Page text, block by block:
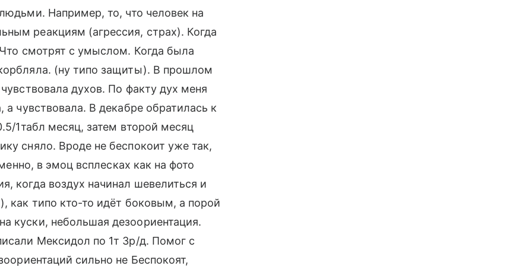
Например, то, что человек на
реакциям (агрессия, страх). Когда
смотрят с умыслом. Когда была
(ну типо защиты). В прошлом
духов. По факту дух меня
чувствовала. В декабре обратилась к
1табл месяц, затем второй месяц
сняло. Вроде не беспокоит уже так,
в эмоц всплесках как на фото
когда воздух начинал шевелиться и
как типо кто-то идёт боковым, а порой
куски, небольшая дезоориентация.
Мексидол по 1т 3р/д. Помог с
сильно не Беспокоят,